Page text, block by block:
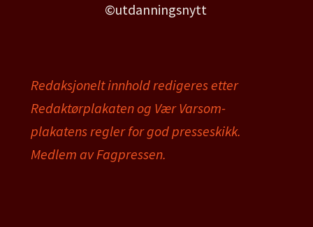
©utdanningsnytt
Redaksjonelt innhold redigeres etter
Redaktørplakaten og Vær Varsom-
plakatens regler for god presseskikk.
Medlem av Fagpressen.